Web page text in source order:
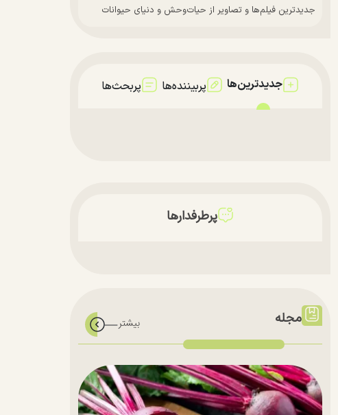
جدیدترین فیلم‌ها و تصاویر از حیات‌وحش و دنیای حیوانات
جدیدترین‌ها پربیننده‌ها پربحث‌ها
پرطرفدارها
مجله